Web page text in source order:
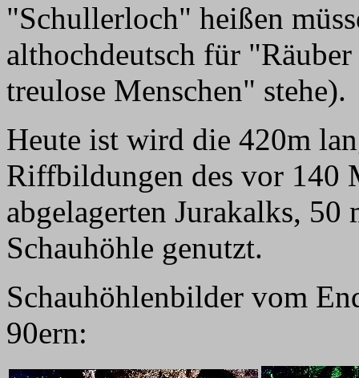
"Schullerloch" heißen
althochdeutsch für
treulose Menschen" stehe).
Heute ist wird die 420m
Riffbildungen des vor 140
abgelagerten Jurakalks, 50
Schauhöhle genutzt.
Schauhöhlenbilder vom
90ern: